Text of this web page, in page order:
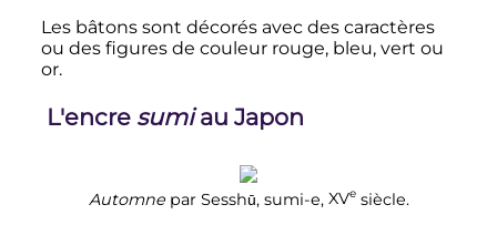
Les bâtons sont décorés avec des caractères
ou des figures de couleur rouge, bleu, vert ou
or.
L'encre sumiau Japon
Automnepar Sesshū, sumi-e, XVe siècle.